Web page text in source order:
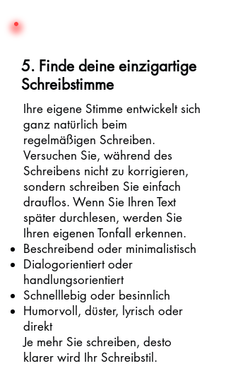
5. Finde deine einzigartige
Schreibstimme
Ihre eigene Stimme entwickelt sich
ganz natürlich beim
regelmäßigen Schreiben.
Versuchen Sie, während des
Schreibens nicht zu korrigieren,
sondern schreiben Sie einfach
drauflos. Wenn Sie Ihren Text
später durchlesen, werden Sie
Ihren eigenen Tonfall erkennen.
Beschreibend oder minimalistisch
Dialogorientiert oder
handlungsorientiert
Schnelllebig oder besinnlich
Humorvoll, düster, lyrisch oder
direkt
Je mehr Sie schreiben, desto
klarer wird Ihr Schreibstil.